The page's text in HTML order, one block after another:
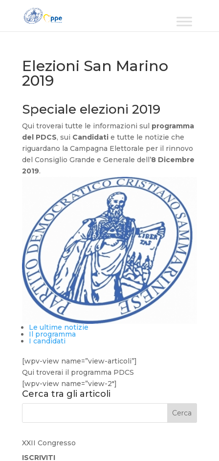
Elezioni San Marino
2019
Speciale elezioni 2019
Qui troverai tutte le informazioni sul programma
del PDCS, sui Candidati e tutte le notizie che
riguardano la Campagna Elettorale per il rinnovo
del Consiglio Grande e Generale dell’8 Dicembre
2019.
Le ultime notizie
Il programma
I candidati
[wpv-view name=”view-articoli”]
Qui troverai il programma PDCS
[wpv-view name=”view-2″]
Cerca tra gli articoli
XXII Congresso
ISCRIVITI